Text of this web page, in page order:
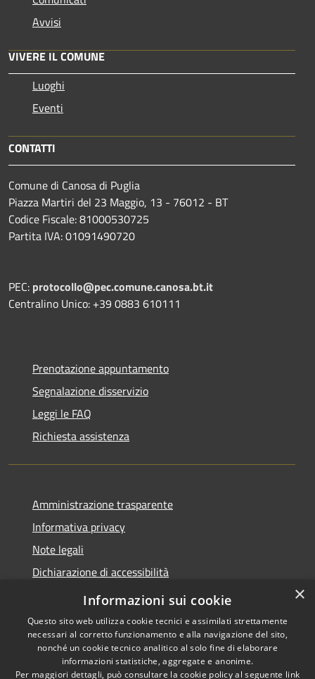
Avvisi
VIVERE IL COMUNE
Luoghi
Eventi
CONTATTI
Comune di Canosa di Puglia
Piazza Martiri del 23 Maggio, 13 - 76012 - BT
Codice Fiscale: 81000530725
Partita IVA: 01091490720
PEC: protocollo@pec.comune.canosa.bt.it
Centralino Unico: +39 0883 610111
Prenotazione appuntamento
Segnalazione disservizio
Leggi le FAQ
Richiesta assistenza
Amministrazione trasparente
Informativa privacy
Note legali
Dichiarazione di accessibilità
WhistleblowingPA
Copyright © 2026 • Comune di
×
Informazioni sui cookie
Questo sito web utilizza cookie tecnici e assimilati strettamente
necessari al corretto funzionamento e alla navigazione del sito,
nonché un cookie tecnico analitico al solo fine di elaborare
informazioni statistiche, aggregate e anonime.
Per maggiori dettagli, può consultare la cookie policy al seguente link